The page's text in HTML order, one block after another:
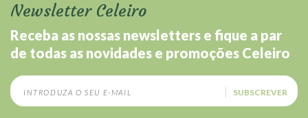
Newsletter Celeiro
Receba as nossas newsletters e fique a par
de todas as novidades e promoções Celeiro
SUBSCREVER